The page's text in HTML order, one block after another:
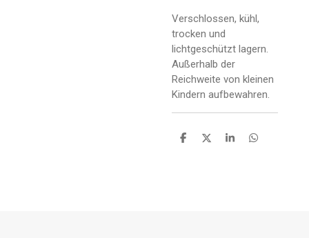
Verschlossen, kühl,
trocken und
lichtgeschützt lagern.
Außerhalb der
Reichweite von kleinen
Kindern aufbewahren.
T
T
T
T